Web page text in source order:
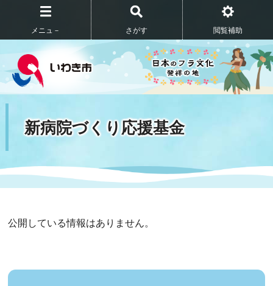
メニュ－ さがす 閲覧補助
新病院づくり応援基金
公開している情報はありません。